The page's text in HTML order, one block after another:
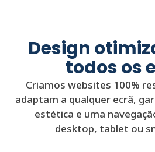
Design
todos os
Criamos websites 100%
adaptam a qualquer ecrã,
estética e uma
desktop, tablet ou